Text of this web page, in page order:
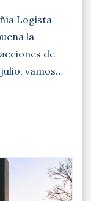
Logista
la
de
vamos…